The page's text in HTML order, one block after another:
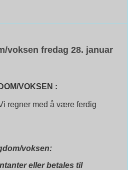
voksen fredag 28. januar
VOKSEN :
regner med å være ferdig
voksen:
eller betales til